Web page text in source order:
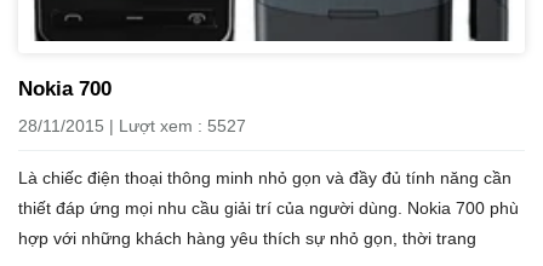
Nokia 700
28/11/2015 | Lượt xem : 5527
Là chiếc điện thoại thông minh nhỏ gọn và đầy đủ tính năng cần
thiết đáp ứng mọi nhu cầu giải trí của người dùng. Nokia 700 phù
hợp với những khách hàng yêu thích sự nhỏ gọn, thời trang